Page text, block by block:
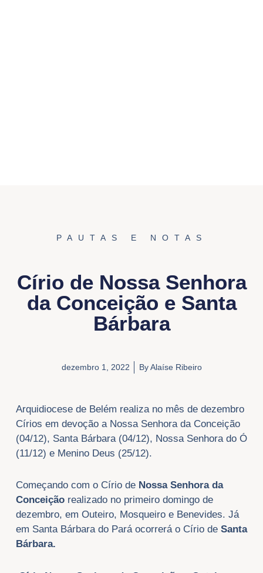
PAUTAS E NOTAS
Círio de Nossa Senhora
da Conceição e Santa
Bárbara
dezembro 1, 2022 ByAlaíse Ribeiro
Arquidiocese de Belém realiza no mês de dezembro
Círios em devoção a Nossa Senhora da Conceição
(04/12), Santa Bárbara (04/12), Nossa Senhora do Ó
(11/12) e Menino Deus (25/12).
Começando com o Círio de Nossa Senhora da
Conceiçãorealizado no primeiro domingo de
dezembro, em Outeiro, Mosqueiro e Benevides. Já
em Santa Bárbara do Pará ocorrerá o Círio de Santa
Bárbara.